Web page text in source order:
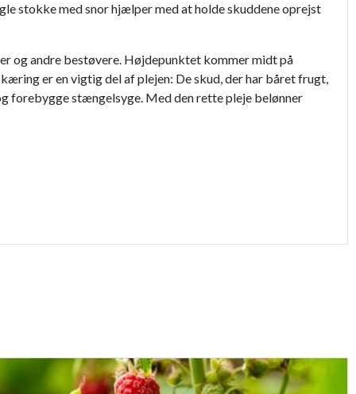
stokke med snor hjælper med at holde skuddene oprejst
og andre bestøvere. Højdepunktet kommer midt på
er en vigtig del af plejen: De skud, der har båret frugt,
forebygge stængelsyge. Med den rette pleje belønner